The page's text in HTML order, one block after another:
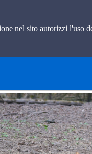
nel sito autorizzi l'uso